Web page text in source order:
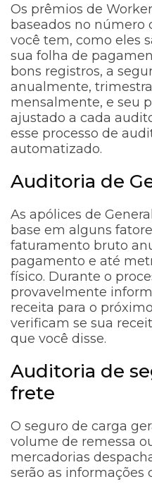
Os prêmios de
baseados no número
você tem, como eles
sua folha de
bons registros, a
anualmente,
mensalmente, e seu
ajustado a cada
esse processo de
automatizado.
Auditoria de
As apólices de
base em alguns
faturamento bruto
pagamento e até
físico. Durante o
provavelmente
receita para o
verificam se sua
que você disse.
Auditoria de
frete
O seguro de carga
volume de remessa
mercadorias
serão as informações